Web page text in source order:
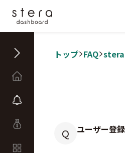
トップ FAQ
Q ユーザー登